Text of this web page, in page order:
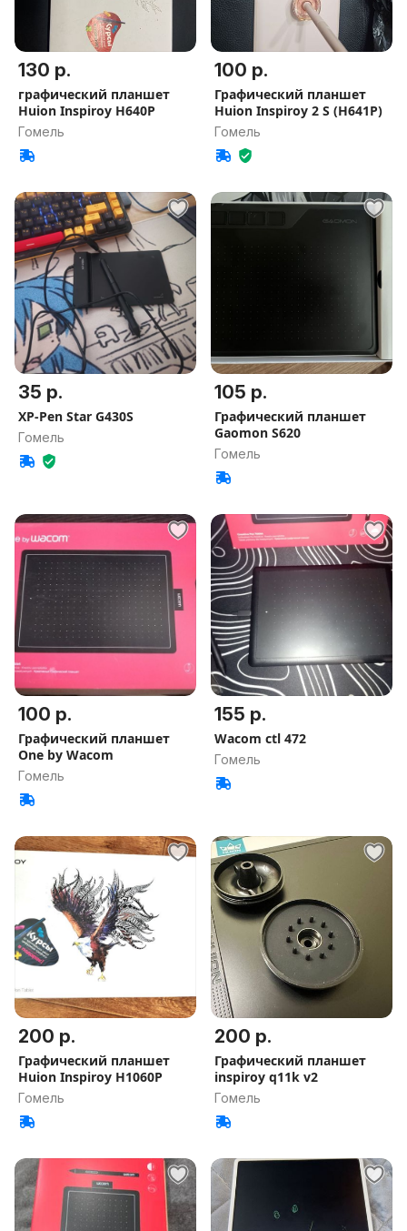
130 р.
графический планшет
Huion Inspiroy H640P
Гомель
100 р.
Графический планшет
Huion Inspiroy 2 S (H641P)
Гомель
35 р.
XP-Pen Star G430S
Гомель
105 р.
Графический планшет
Gaomon S620
Гомель
100 р.
Графический планшет
One by Wacom
Гомель
155 р.
Wacom ctl 472
Гомель
200 р.
Графический планшет
Huion Inspiroy H1060P
Гомель
200 р.
Графический планшет
inspiroy q11k v2
Гомель